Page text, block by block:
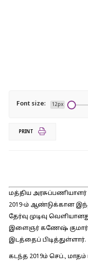
Font size: 12px
PRINT
மத்திய
2019-ம் ஆண்டுக்கான
தேர்வு முடிவு
இளைஞர் கணேஷ் குமார்
இடத்தைப் பிடித்துள்ளார்.
கடந்த 2019ம் செப்.,